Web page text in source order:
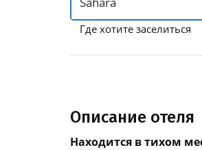
Где хотите заселиться
Описание отеля
Находится в тихом